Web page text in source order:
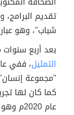
تقديم
شباب"، وهو
بعد أربع
التمثيل
"مجموعة
كما كان لها
عام 2020م وهو فيلم "الدوشك".